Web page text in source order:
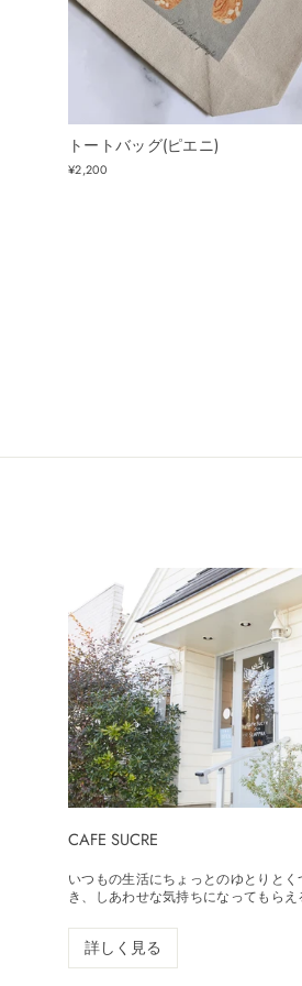
トートバッグ(ピエニ)
¥2,200
CAFE SUCRE
いつもの生活にちょっとのゆとりと
き、しあわせな気持ちになってもら
詳しく見る